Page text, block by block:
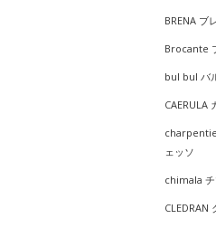
BRENA ブ
Brocante
bul bul バ
CAERULA
ェッソ
chimala チ
CLEDRAN